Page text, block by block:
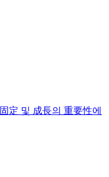
定 및 成長의 重要性에